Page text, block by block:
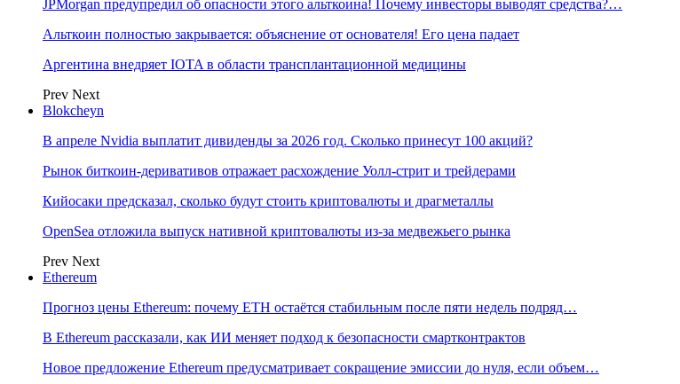
JPMorgan предупредил об опасности этого альткоина! Почему инвесторы выводят средства?…
Альткоин полностью закрывается: объяснение от основателя! Его цена падает
Аргентина внедряет IOTA в области трансплантационной медицины
Prev Next
Blokcheyn
В апреле Nvidia выплатит дивиденды за 2026 год. Сколько принесут 100 акций?
Рынок биткоин-деривативов отражает расхождение Уолл-стрит и трейдерами
Кийосаки предсказал, сколько будут стоить криптовалюты и драгметаллы
OpenSea отложила выпуск нативной криптовалюты из-за медвежьего рынка
Prev Next
Ethereum
Прогноз цены Ethereum: почему ETH остаётся стабильным после пяти недель подряд…
В Ethereum рассказали, как ИИ меняет подход к безопасности смартконтрактов
Новое предложение Ethereum предусматривает сокращение эмиссии до нуля, если объем…